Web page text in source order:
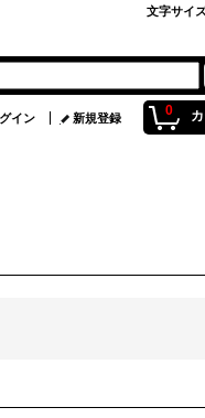
文字サイ
0
イン 新規登録